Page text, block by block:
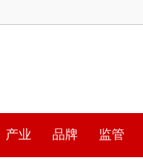
产业 品牌 监管